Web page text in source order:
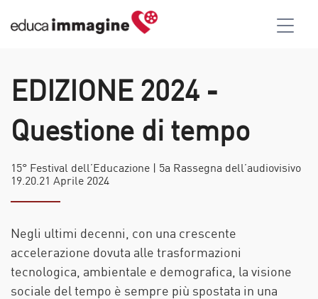
EDIZIONE 2024 -
Questione di tempo
15° Festival dell’Educazione | 5a Rassegna dell’audiovisivo
19.20.21 Aprile 2024
Negli ultimi decenni, con una crescente
accelerazione dovuta alle trasformazioni
tecnologica, ambientale e demografica, la visione
sociale del tempo è sempre più spostata in una